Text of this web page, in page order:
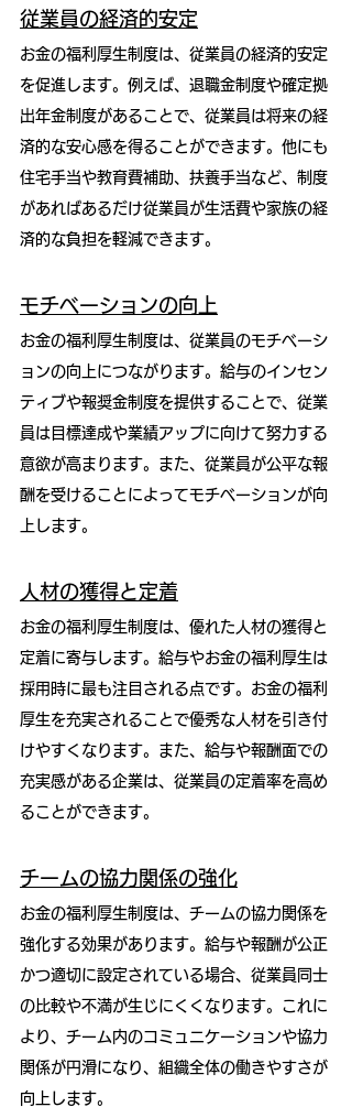
従業員の経済的安定
お金の福利厚生制度は、従業員の経済的安定
を促進します。例えば、退職金制度や確定拠
出年金制度があることで、従業員は将来の経
済的な安心感を得ることができます。他にも
住宅手当や教育費補助、扶養手当など、制度
があればあるだけ従業員が生活費や家族の経
済的な負担を軽減できます。
モチベーションの向上
お金の福利厚生制度は、従業員のモチベーシ
ョンの向上につながります。給与のインセン
ティブや報奨金制度を提供することで、従業
員は目標達成や業績アップに向けて努力する
意欲が高まります。また、従業員が公平な報
酬を受けることによってモチベーションが向
上します。
人材の獲得と定着
お金の福利厚生制度は、優れた人材の獲得と
定着に寄与します。給与やお金の福利厚生は
採用時に最も注目される点です。お金の福利
厚生を充実されることで優秀な人材を引き付
けやすくなります。また、給与や報酬面での
充実感がある企業は、従業員の定着率を高め
ることができます。
チームの協力関係の強化
お金の福利厚生制度は、チームの協力関係を
強化する効果があります。給与や報酬が公正
かつ適切に設定されている場合、従業員同士
の比較や不満が生じにくくなります。これに
より、チーム内のコミュニケーションや協力
関係が円滑になり、組織全体の働きやすさが
向上します。